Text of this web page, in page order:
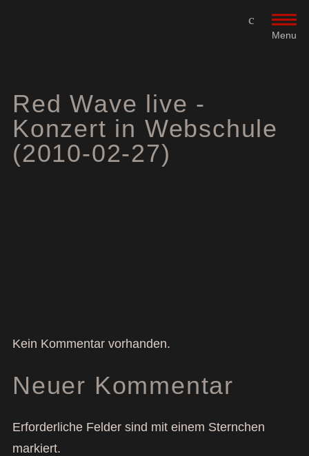
Menu
Red Wave live -
Konzert in Webschule
(2010-02-27)
Kein Kommentar vorhanden.
Neuer Kommentar
Erforderliche Felder sind mit einem Sternchen
markiert.